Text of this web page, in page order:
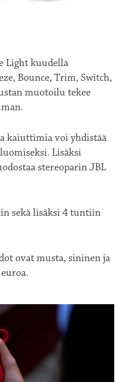
Light kuudella
Bounce, Trim, Switch,
muotoilu tekee
kaiuttimia voi yhdistää
Lisäksi
stereoparin JBL
sekä lisäksi 4 tuntiin
ovat musta, sininen ja